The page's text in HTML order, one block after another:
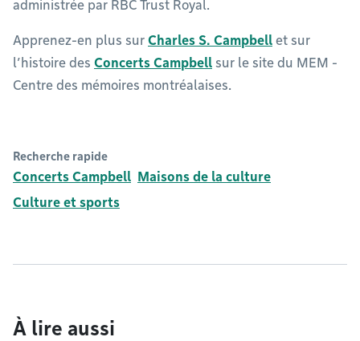
administrée par RBC Trust Royal.
Apprenez-en plus sur Charles S. Campbell et sur
l’histoire des Concerts Campbell sur le site du MEM -
Centre des mémoires montréalaises.
Recherche rapide
Concerts Campbell Maisons de la culture
Culture et sports
À lire aussi